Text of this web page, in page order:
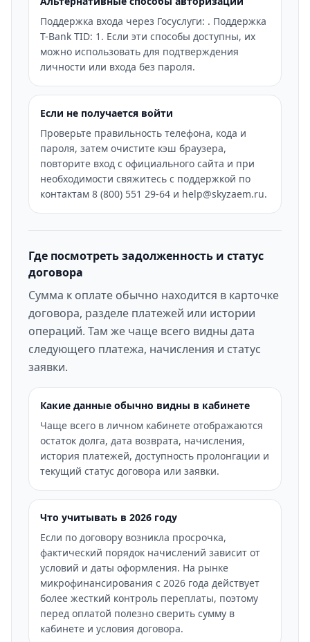
Поддержка входа через Госуслуги: . Поддержка
T-Bank TID: 1. Если эти способы доступны, их
можно использовать для подтверждения
личности или входа без пароля.
Если не получается войти
Проверьте правильность телефона, кода и
пароля, затем очистите кэш браузера,
повторите вход с официального сайта и при
необходимости свяжитесь с поддержкой по
контактам 8 (800) 551 29-64 и help@skyzaem.ru.
Где посмотреть задолженность и статус
договора
Сумма к оплате обычно находится в карточке
договора, разделе платежей или истории
операций. Там же чаще всего видны дата
следующего платежа, начисления и статус
заявки.
Какие данные обычно видны в кабинете
Чаще всего в личном кабинете отображаются
остаток долга, дата возврата, начисления,
история платежей, доступность пролонгации и
текущий статус договора или заявки.
Что учитывать в 2026 году
Если по договору возникла просрочка,
фактический порядок начислений зависит от
условий и даты оформления. На рынке
микрофинансирования с 2026 года действует
более жесткий контроль переплаты, поэтому
перед оплатой полезно сверить сумму в
кабинете и условия договора.